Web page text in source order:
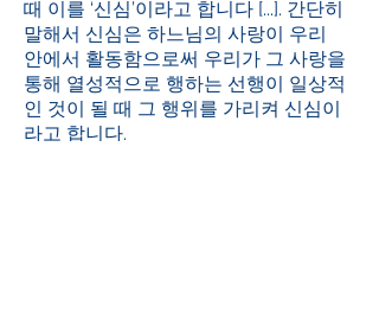
때 이를 ‘신심’이라고 합니다 [...]. 간단히
말해서 신심은 하느님의 사랑이 우리
안에서 활동함으로써 우리가 그 사랑을
통해 열성적으로 행하는 선행이 일상적
인 것이 될 때 그 행위를 가리켜 신심이
라고 합니다.